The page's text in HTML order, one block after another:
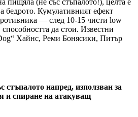
пищяла (не със стъпалото!), целта е
бедрото. Кумулативният ефект
— след 10-15 чисти low
да стои. Известни
Хайнс, Реми Бонясики, Питър
стъпалото напред, използван за
и спиране на атакуващ